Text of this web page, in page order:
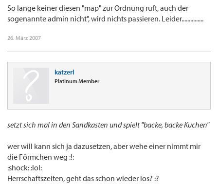
So lange keiner diesen "map" zur Ordnung ruft, auch der
sogenannte admin nicht", wird nichts passieren. Leider...............
26. März 2007
katzerl
Platinum Member
setzt sich mal in den Sandkasten und spielt "backe, backe Kuchen"
wer will kann sich ja dazusetzen, aber wehe einer nimmt mir
die Förmchen weg :!:
:shock: :lol:
Herrschaftszeiten, geht das schon wieder los? :?